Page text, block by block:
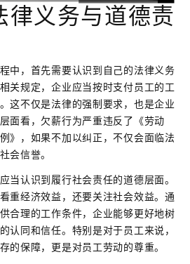
律义务与道德责
中，首先需要认识到自己的法律义务
关规定，企业应当按时支付员工的工
这不仅是法律的强制要求，也是企业
面看，欠薪行为严重违反了《劳动
》，如果不加以纠正，不仅会面临法
会信誉。
当认识到履行社会责任的道德层面。
重经济效益，还要关注社会效益。通
合理的工作条件，企业能够更好地树
认同和信任。特别是对于员工来说，
的保障，更是对员工劳动的尊重。